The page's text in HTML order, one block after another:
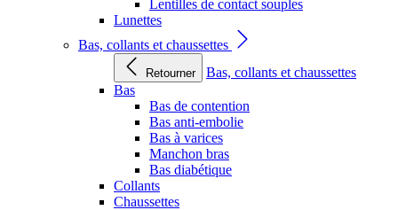
Lentilles de contact souples
Lunettes
Bas, collants et chaussettes
Retourner
Bas, collants et chaussettes
Bas
Bas de contention
Bas anti-embolie
Bas à varices
Manchon bras
Bas diabétique
Collants
Chaussettes